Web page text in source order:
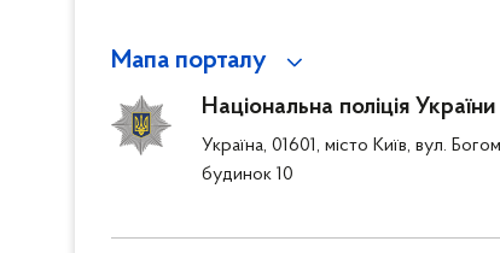
Мапа порталу
Національна поліція України
Україна, 01601, місто Київ, вул.
будинок 10